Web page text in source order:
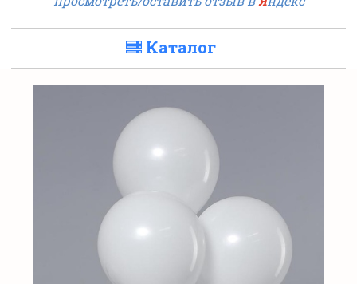
Каталог